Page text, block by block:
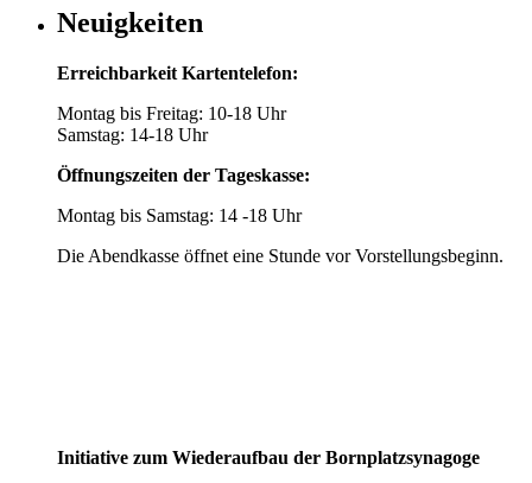
Neuigkeiten
Erreichbarkeit Kartentelefon:
Montag bis Freitag: 10-18 Uhr
Samstag: 14-18 Uhr
Öffnungszeiten der Tageskasse:
Montag bis Samstag: 14 -18 Uhr
Die Abendkasse öffnet eine Stunde vor Vorstellungsbeginn.
Initiative zum Wiederaufbau der Bornplatzsynagoge